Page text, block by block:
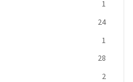
1
24
1
28
2